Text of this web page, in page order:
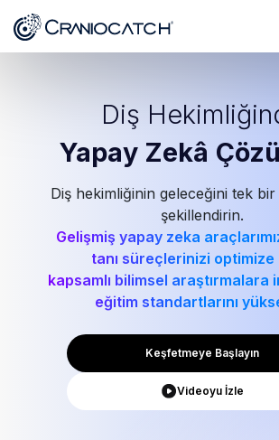
Diş
Yapay Zekâ
Diş hekimliğinin geleceğini tek
şekillendirin.
Gelişmiş yapay zeka
tanı süreçlerinizi optimize
kapsamlı bilimsel araştırmalara
eğitim standartlarını
Keşfetmeye Başlayın
Videoyu İzle